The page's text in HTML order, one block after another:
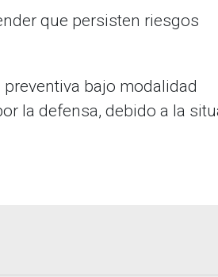
que persisten riesgos
bajo modalidad
la defensa, debido a la